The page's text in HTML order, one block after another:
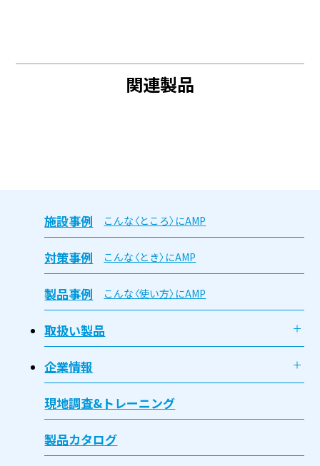
関連製品
施設事例 こんな〈ところ〉にAMP
対策事例 こんな〈とき〉にAMP
製品事例 こんな〈使い方〉にAMP
取扱い製品
企業情報
現地調査&トレーニング
製品カタログ